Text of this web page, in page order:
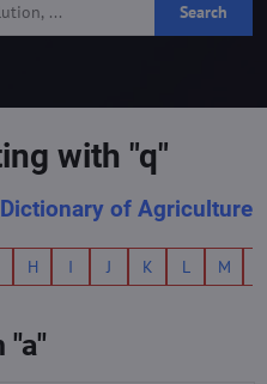
Search
with "q"
of Agriculture
H I J K L M
"a"